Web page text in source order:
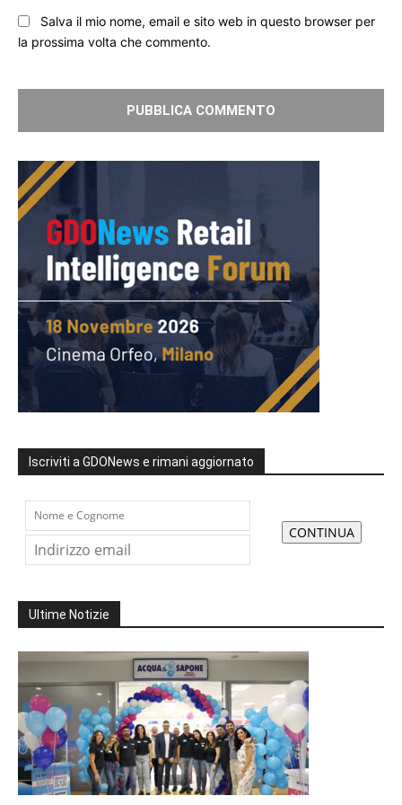
Salva il mio nome, email e sito web in questo browser per
la prossima volta che commento.
Iscriviti a GDONews e rimani aggiornato
Ultime Notizie